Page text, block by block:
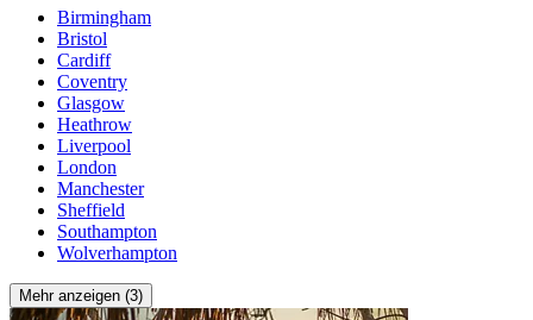
Birmingham
Bristol
Cardiff
Coventry
Glasgow
Heathrow
Liverpool
London
Manchester
Sheffield
Southampton
Wolverhampton
Mehr anzeigen (3)